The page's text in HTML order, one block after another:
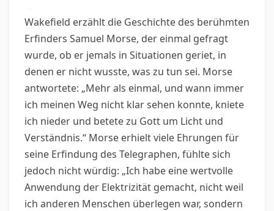
Wakefield erzählt die Geschichte des berühmten
Erfinders Samuel Morse, der einmal gefragt
wurde, ob er jemals in Situationen geriet, in
denen er nicht wusste, was zu tun sei. Morse
antwortete: „Mehr als einmal, und wann immer
ich meinen Weg nicht klar sehen konnte, kniete
ich nieder und betete zu Gott um Licht und
Verständnis.“ Morse erhielt viele Ehrungen für
seine Erfindung des Telegraphen, fühlte sich
jedoch nicht würdig: „Ich habe eine wertvolle
Anwendung der Elektrizität gemacht, nicht weil
ich anderen Menschen überlegen war, sondern